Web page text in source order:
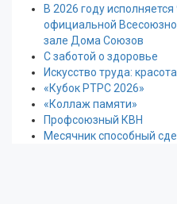
В 2026 году
официальной
зале Дома Союзов
С заботой о здоровье
Искусство труда:
«Кубок РТРС 2026»
«Коллаж памяти»
Профсоюзный КВН
Месячник способный